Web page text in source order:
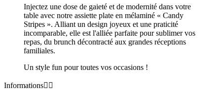
Injectez une dose de gaieté et de modernité dans votre
table avec notre assiette plate en mélaminé « Candy
Stripes ». Alliant un design joyeux et une praticité
incomparable, elle est l'alliée parfaite pour sublimer vos
repas, du brunch décontracté aux grandes réceptions
familiales.
Un style fun pour toutes vos occasions !
Informations 